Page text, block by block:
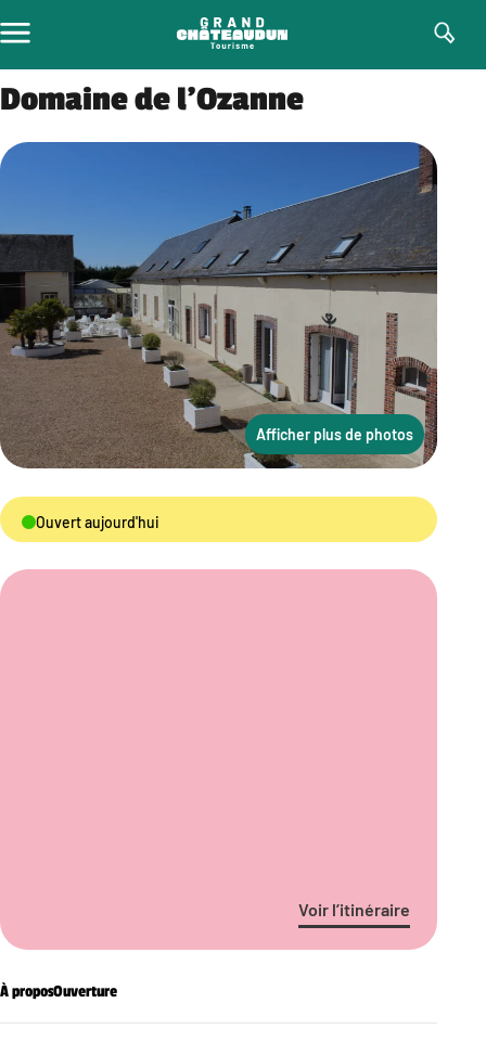
au
contenu
Domaine de l’Ozanne
Afficher plus de photos
Ouvert aujourd'hui
Voir l’itinéraire
À proposOuverture